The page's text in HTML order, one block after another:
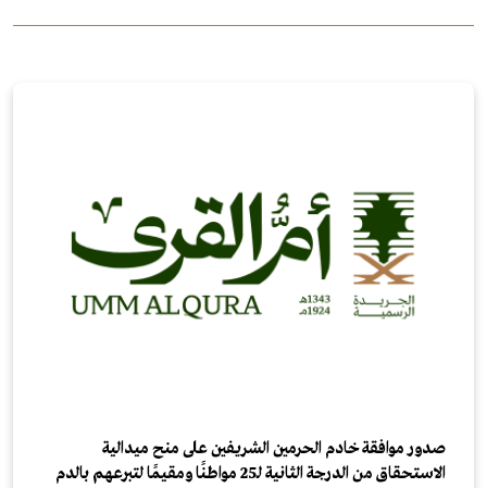
صدور موافقة خادم الحرمين الشريفين على منح ميدالية
الاستحقاق من الدرجة الثانية لـ25 مواطنًا ومقيمًا لتبرعهم بالدم